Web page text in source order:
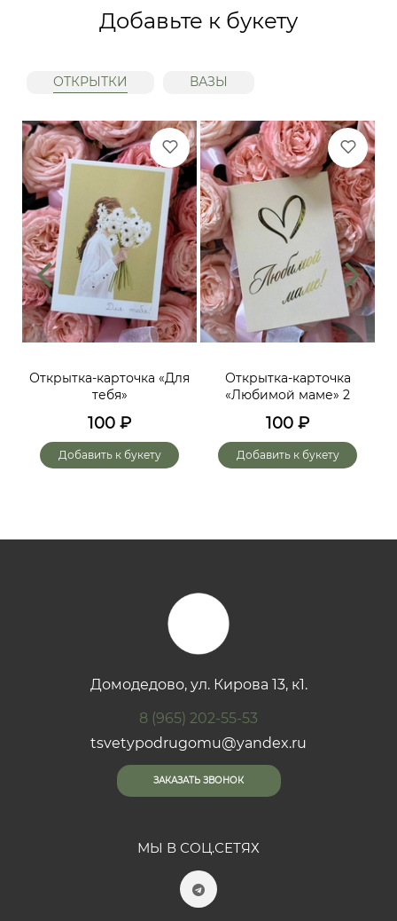
Добавьте к букету
ОТКРЫТКИ ВАЗЫ
Открытка-карточка «Для
тебя»
100 ₽
Добавить к букету
Открытка-карточка
«Любимой маме» 2
100 ₽
Добавить к букету
Домодедово, ул. Кирова 13, к1.
8 (965) 202-55-53
tsvetypodrugomu@yandex.ru
ЗАКАЗАТЬ ЗВОНОК
МЫ В СОЦ.СЕТЯХ